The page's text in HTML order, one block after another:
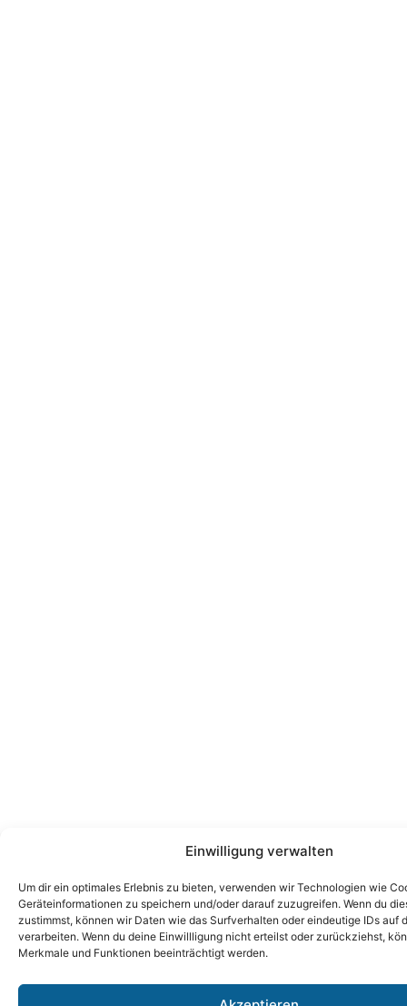
Einwilligung verwalten
Um dir ein optimales Erlebnis zu bieten, verwenden wir Technologien wie
Geräteinformationen zu speichern und/oder darauf zuzugreifen. Wenn du
zustimmst, können wir Daten wie das Surfverhalten oder eindeutige IDs auf
verarbeiten. Wenn du deine Einwillligung nicht erteilst oder zurückziehst,
Merkmale und Funktionen beeinträchtigt werden.